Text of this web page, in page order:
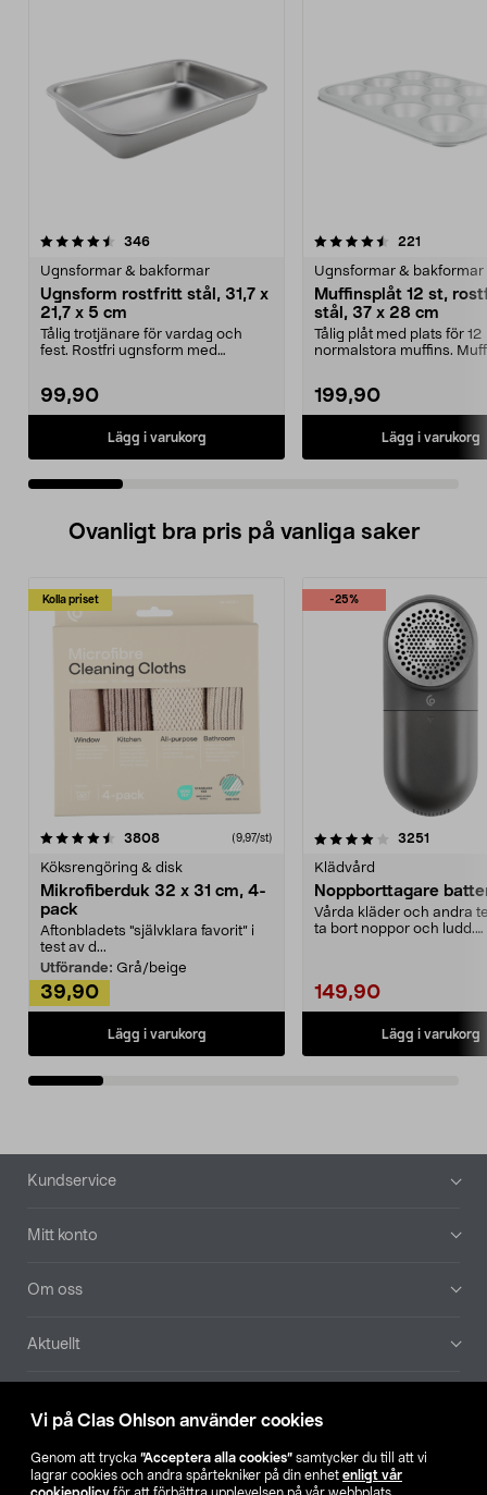
Vi på Clas Ohlson använder cookies
Genom att trycka ”Acceptera alla cookies” samtycker du till att vi
lagrar cookies och andra spårtekniker på din enhet enligt vår
346recensioner
Ugnsformar & bakformar
Ugnsform rostfritt stål, 31,7 x
21,7 x 5 cm
Tålig trotjänare för vardag och
fest. Rostfri ugnsform med
99,90
Lägg i varukorg
4.5 av 5 stjärnor 221
Ugnsformar & bakformar
Muffinsplåt 12 st,
stål, 37 x 28 cm
Tålig plåt med plats för 12
normalstora muffins.
199,90
Lägg i varukorg
4.5 av 5 stjärnor
Ovanligt bra pris på vanliga saker
Kolla priset
3808recensioner (9,97/st)
Köksrengöring & disk
Mikrofiberduk 32 x 31 cm, 4-
pack
Aftonbladets "självklara favorit” i
test av d...
Utförande: Grå/beige
39,90
Lägg i varukorg
-25%
4.0av 5 stjärnor 3251
Klädvård
Noppborttagare
Vårda kläder och andra
ta bort noppor och ludd.
149,90
Lägg i varukorg
4.5av 5 stjärnor
Sidfot
Kundservice
Mitt konto
Om oss
Aktuellt
Hitta butik